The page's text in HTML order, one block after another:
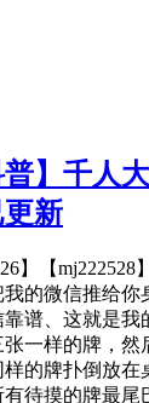
普】千人
更新
】【
的微信推给
谱、这就是我
张一样的牌，然
的牌扑倒放在
待摸的牌最尾